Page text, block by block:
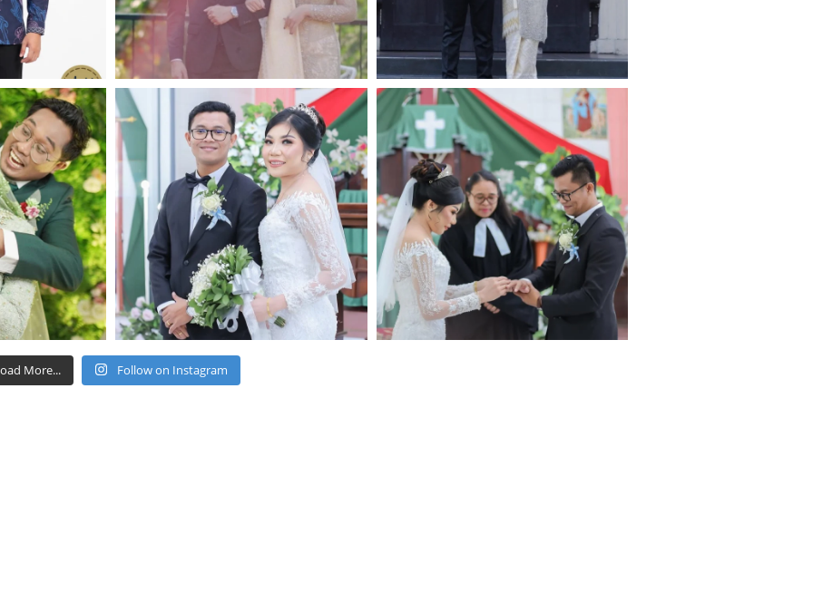
More... Follow on Instagram